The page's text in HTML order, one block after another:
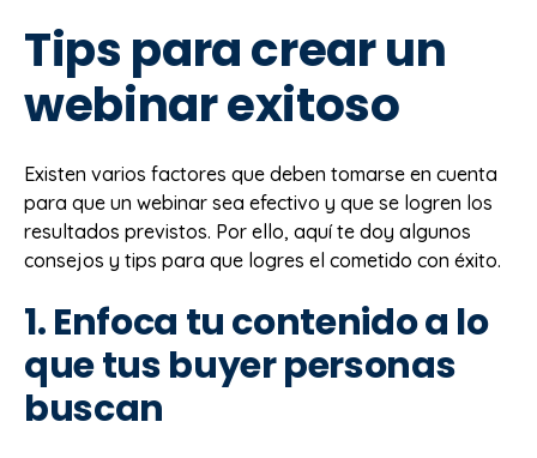
Tips para crear un
webinar exitoso
Existen varios factores que deben tomarse en cuenta
para que un webinar sea efectivo y que se logren los
resultados previstos. Por ello, aquí te doy algunos
consejos y tips para que logres el cometido con éxito.
1. Enfoca tu contenido a lo
que tus buyer personas
buscan